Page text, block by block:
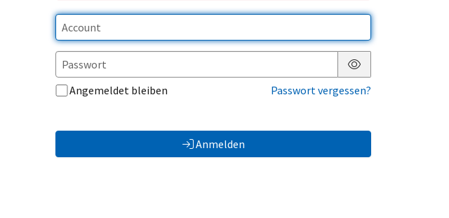
Passwort anzeigen
Angemeldet bleiben
Passwort vergessen?
Anmelden